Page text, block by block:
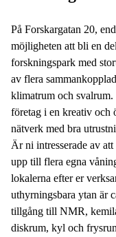
På Forskargatan 20,
möjligheten att bli en
forskningspark med
av flera
klimatrum och
företag i en kreativ och
nätverk med bra
Är ni intresserade av
upp till flera egna
lokalerna efter er
uthyrningsbara ytan är
tillgång till NMR,
diskrum, kyl och